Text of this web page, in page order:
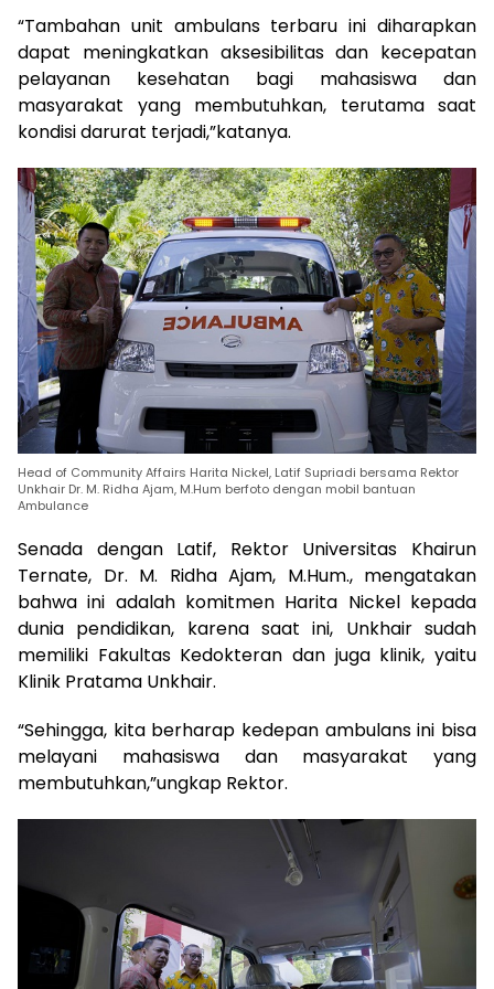
“Tambahan unit ambulans terbaru ini diharapkan
dapat meningkatkan aksesibilitas dan kecepatan
pelayanan kesehatan bagi mahasiswa dan
masyarakat yang membutuhkan, terutama saat
kondisi darurat terjadi,”katanya.
Head of Community Affairs Harita Nickel, Latif Supriadi bersama Rektor
Unkhair Dr. M. Ridha Ajam, M.Hum berfoto dengan mobil bantuan
Ambulance
Senada dengan Latif, Rektor Universitas Khairun
Ternate, Dr. M. Ridha Ajam, M.Hum., mengatakan
bahwa ini adalah komitmen Harita Nickel kepada
dunia pendidikan, karena saat ini, Unkhair sudah
memiliki Fakultas Kedokteran dan juga klinik, yaitu
Klinik Pratama Unkhair.
“Sehingga, kita berharap kedepan ambulans ini bisa
melayani mahasiswa dan masyarakat yang
membutuhkan,”ungkap Rektor.